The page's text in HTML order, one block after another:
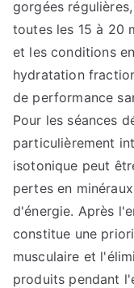
gorgées
toutes les 15 à 20
et les conditions
hydratation
de performance
Pour les séances
particulièrement
isotonique peut
pertes en
d'énergie. Après
constitue une
musculaire et
produits pendant